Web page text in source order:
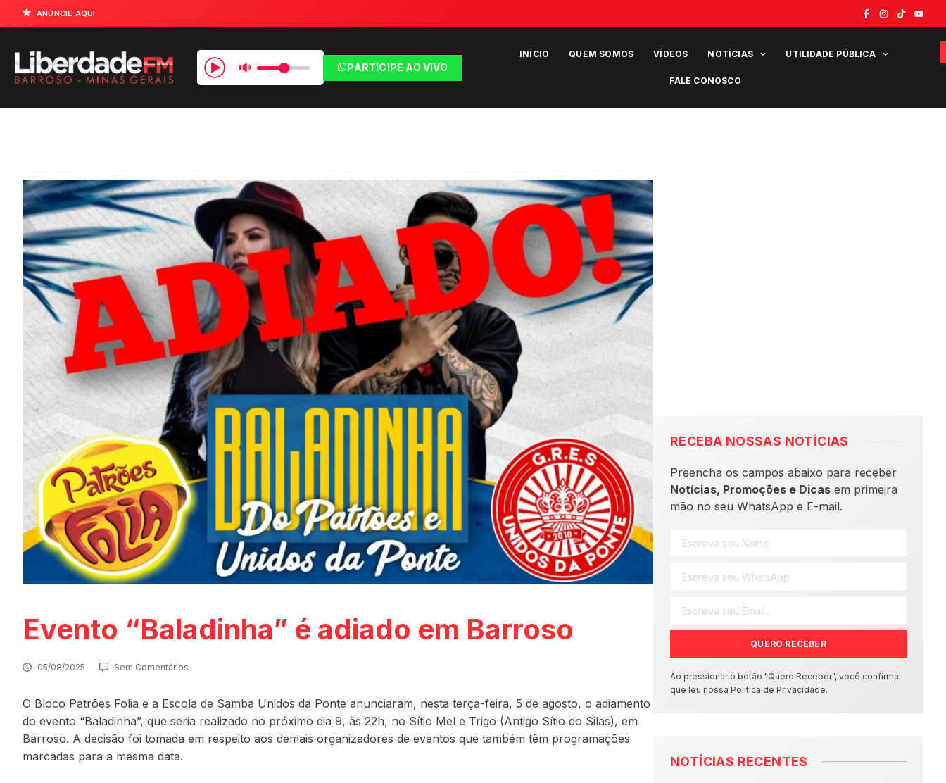
ANÚNCIE AQUI
PARTICIPE AO VIVO
INÍCIO QUEM SOMOS VÍDEOS NOTÍCIAS UTILIDADE PÚBLICA
FALE CONOSCO
Evento “Baladinha” é adiado em Barroso
05/08/2025 Sem Comentários
O Bloco Patrões Folia e a Escola de Samba Unidos da Ponte anunciaram, nesta terça-feira, 5 de agosto, o adiamento
do evento “Baladinha”, que seria realizado no próximo dia 9, às 22h, no Sítio Mel e Trigo (Antigo Sítio do Silas), em
Barroso. A decisão foi tomada em respeito aos demais organizadores de eventos que também têm programações
marcadas para a mesma data.
RECEBA NOSSAS NOTÍCIAS
Preencha os campos abaixo para receber
Notícias, Promoções e Dicas em primeira
mão no seu WhatsApp e E-mail.
QUERO RECEBER
Ao pressionar o botão "Quero Receber", você confirma
que leu nossa Política de Privacidade.
NOTÍCIAS RECENTES